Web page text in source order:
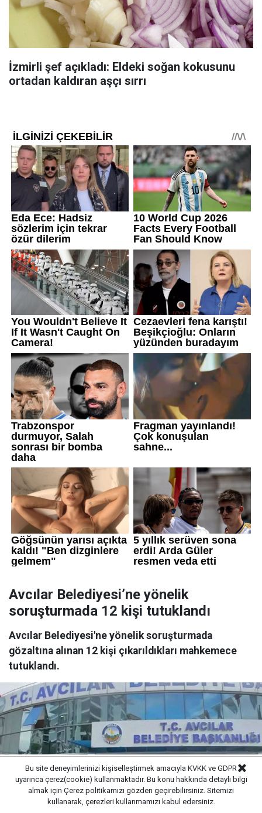
İzmirli şef açıkladı: Eldeki soğan kokusunu
ortadan kaldıran aşçı sırrı
Avcılar Belediyesi’ne yönelik
soruşturmada 12 kişi tutuklandı
Avcılar Belediyesi'ne yönelik soruşturmada
gözaltına alınan 12 kişi çıkarıldıkları mahkemece
tutuklandı.
Bu site deneyimlerinizi kişiselleştirmek amacıyla KVKK ve GDPR
uyarınca çerez(cookie) kullanmaktadır. Bu konu hakkında detaylı bilgi
almak için Çerez politikamızı gözden geçirebilirsiniz. Sitemizi
kullanarak, çerezleri kullanmamızı kabul edersiniz.